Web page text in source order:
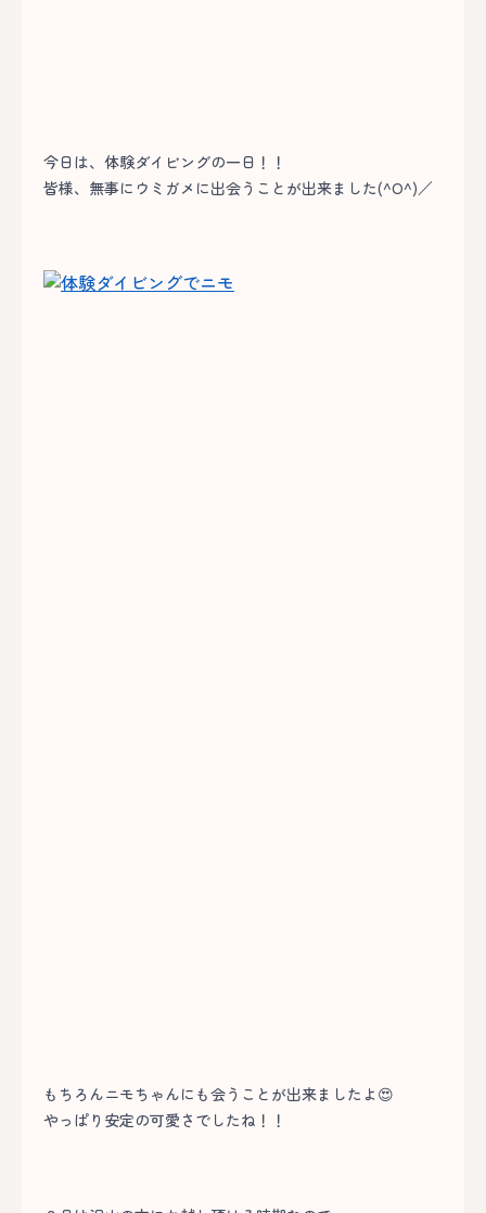
今日は、体験ダイビングの一日！！
皆様、無事にウミガメに出会うことが出来ました(^O^)／
もちろんニモちゃんにも会うことが出来ましたよ😍
やっぱり安定の可愛さでしたね！！